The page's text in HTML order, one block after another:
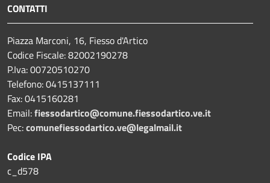
CONTATTI
Piazza Marconi, 16, Fiesso d'Artico
Codice Fiscale: 82002190278
P.Iva: 00720510270
Telefono:0415137111
Fax:0415160281
Email:fiessodartico@comune.fiessodartico.ve.it
Pec:comunefiessodartico.ve@legalmail.it
Codice IPA
c_d578